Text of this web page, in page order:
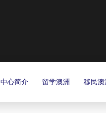
中心简介 留学澳洲 移民澳